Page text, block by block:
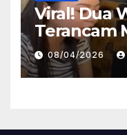
Viral! Dua
Terancam
Kasus
Fakta
08/04/2026